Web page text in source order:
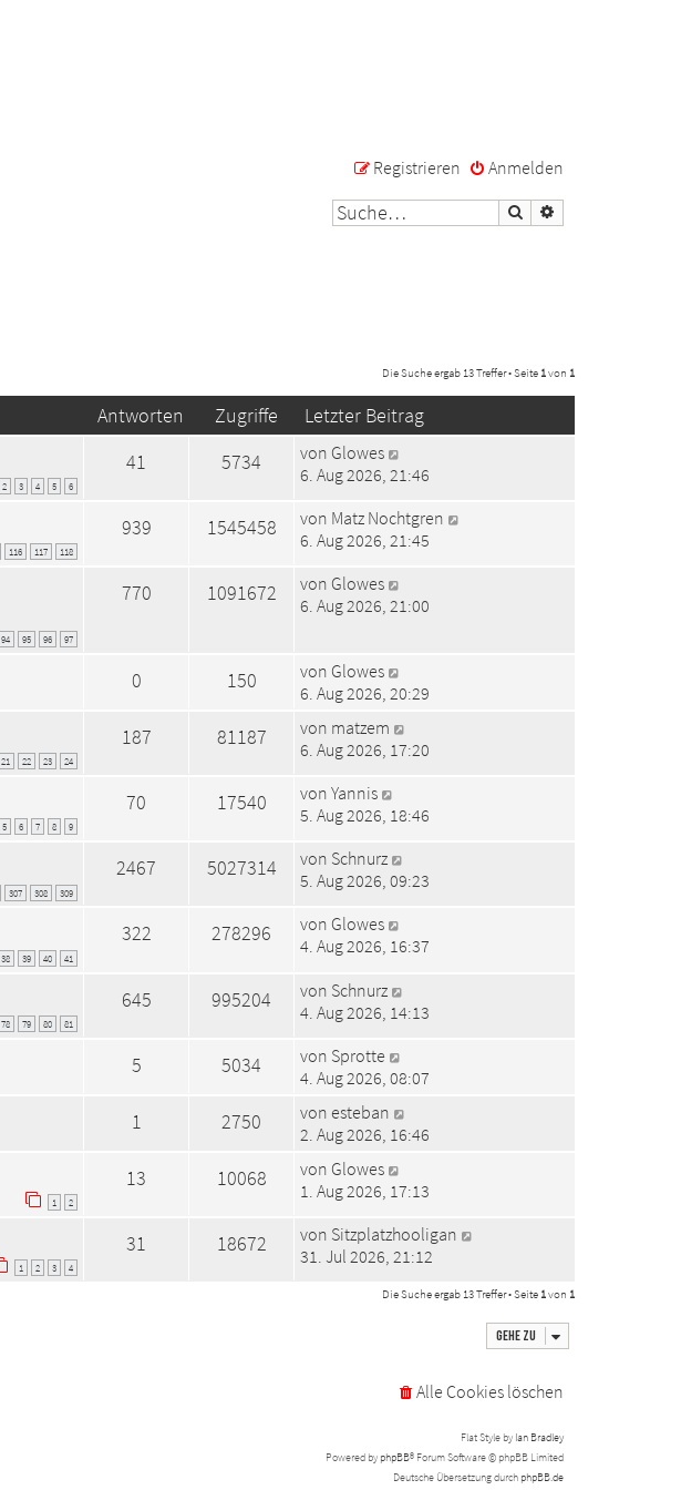
Anmelden
Registrieren
Suche
Die Suche ergab 13 Treffer • Seite 1von 1
Antworten Zugriffe Letzter Beitrag
2 3 4 5 6
41 5734 von Glowes
6. Aug 2026, 21:46
116 117 118
939 1545458 von Matz Nochtgren
6. Aug 2026, 21:45
94 95 96 97
770 1091672 von Glowes
6. Aug 2026, 21:00
0 150 von Glowes
6. Aug 2026, 20:29
21 22 23 24
187 81187 von matzem
6. Aug 2026, 17:20
5 6 7 8 9
70 17540 von Yannis
5. Aug 2026, 18:46
307 308 309
2467 5027314 von Schnurz
5. Aug 2026, 09:23
38 39 40 41
322 278296 von Glowes
4. Aug 2026, 16:37
78 79 80 81
645 995204 von Schnurz
4. Aug 2026, 14:13
5 5034 von Sprotte
4. Aug 2026, 08:07
1 2750 von esteban
2. Aug 2026, 16:46
1 2
13 10068 von Glowes
1. Aug 2026, 17:13
1 2 3 4
31 18672 von Sitzplatzhooligan
31. Jul 2026, 21:12
Die Suche ergab 13 Treffer • Seite 1von 1
Gehe zu
Alle Cookies löschen
Flat Style by Ian Bradley
Powered by phpBB® Forum Software © phpBB Limited
Deutsche Übersetzung durch phpBB.de